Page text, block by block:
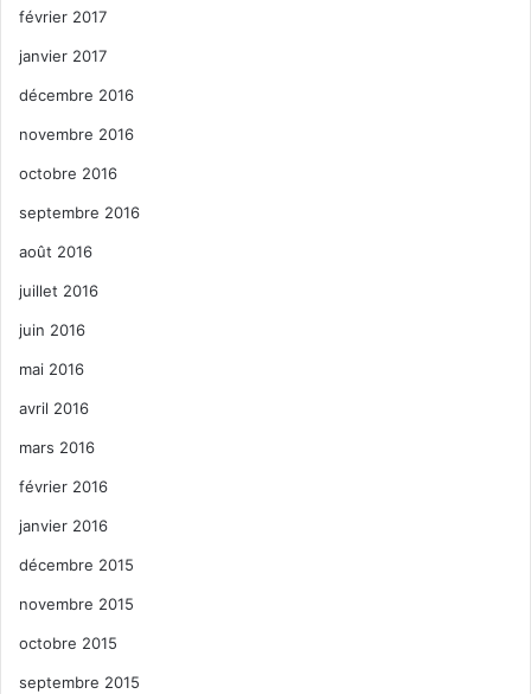
février 2017
janvier 2017
décembre 2016
novembre 2016
octobre 2016
septembre 2016
août 2016
juillet 2016
juin 2016
mai 2016
avril 2016
mars 2016
février 2016
janvier 2016
décembre 2015
novembre 2015
octobre 2015
septembre 2015